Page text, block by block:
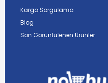
Kargo Sorgulama
Blog
Son Görüntülenen Ürünler